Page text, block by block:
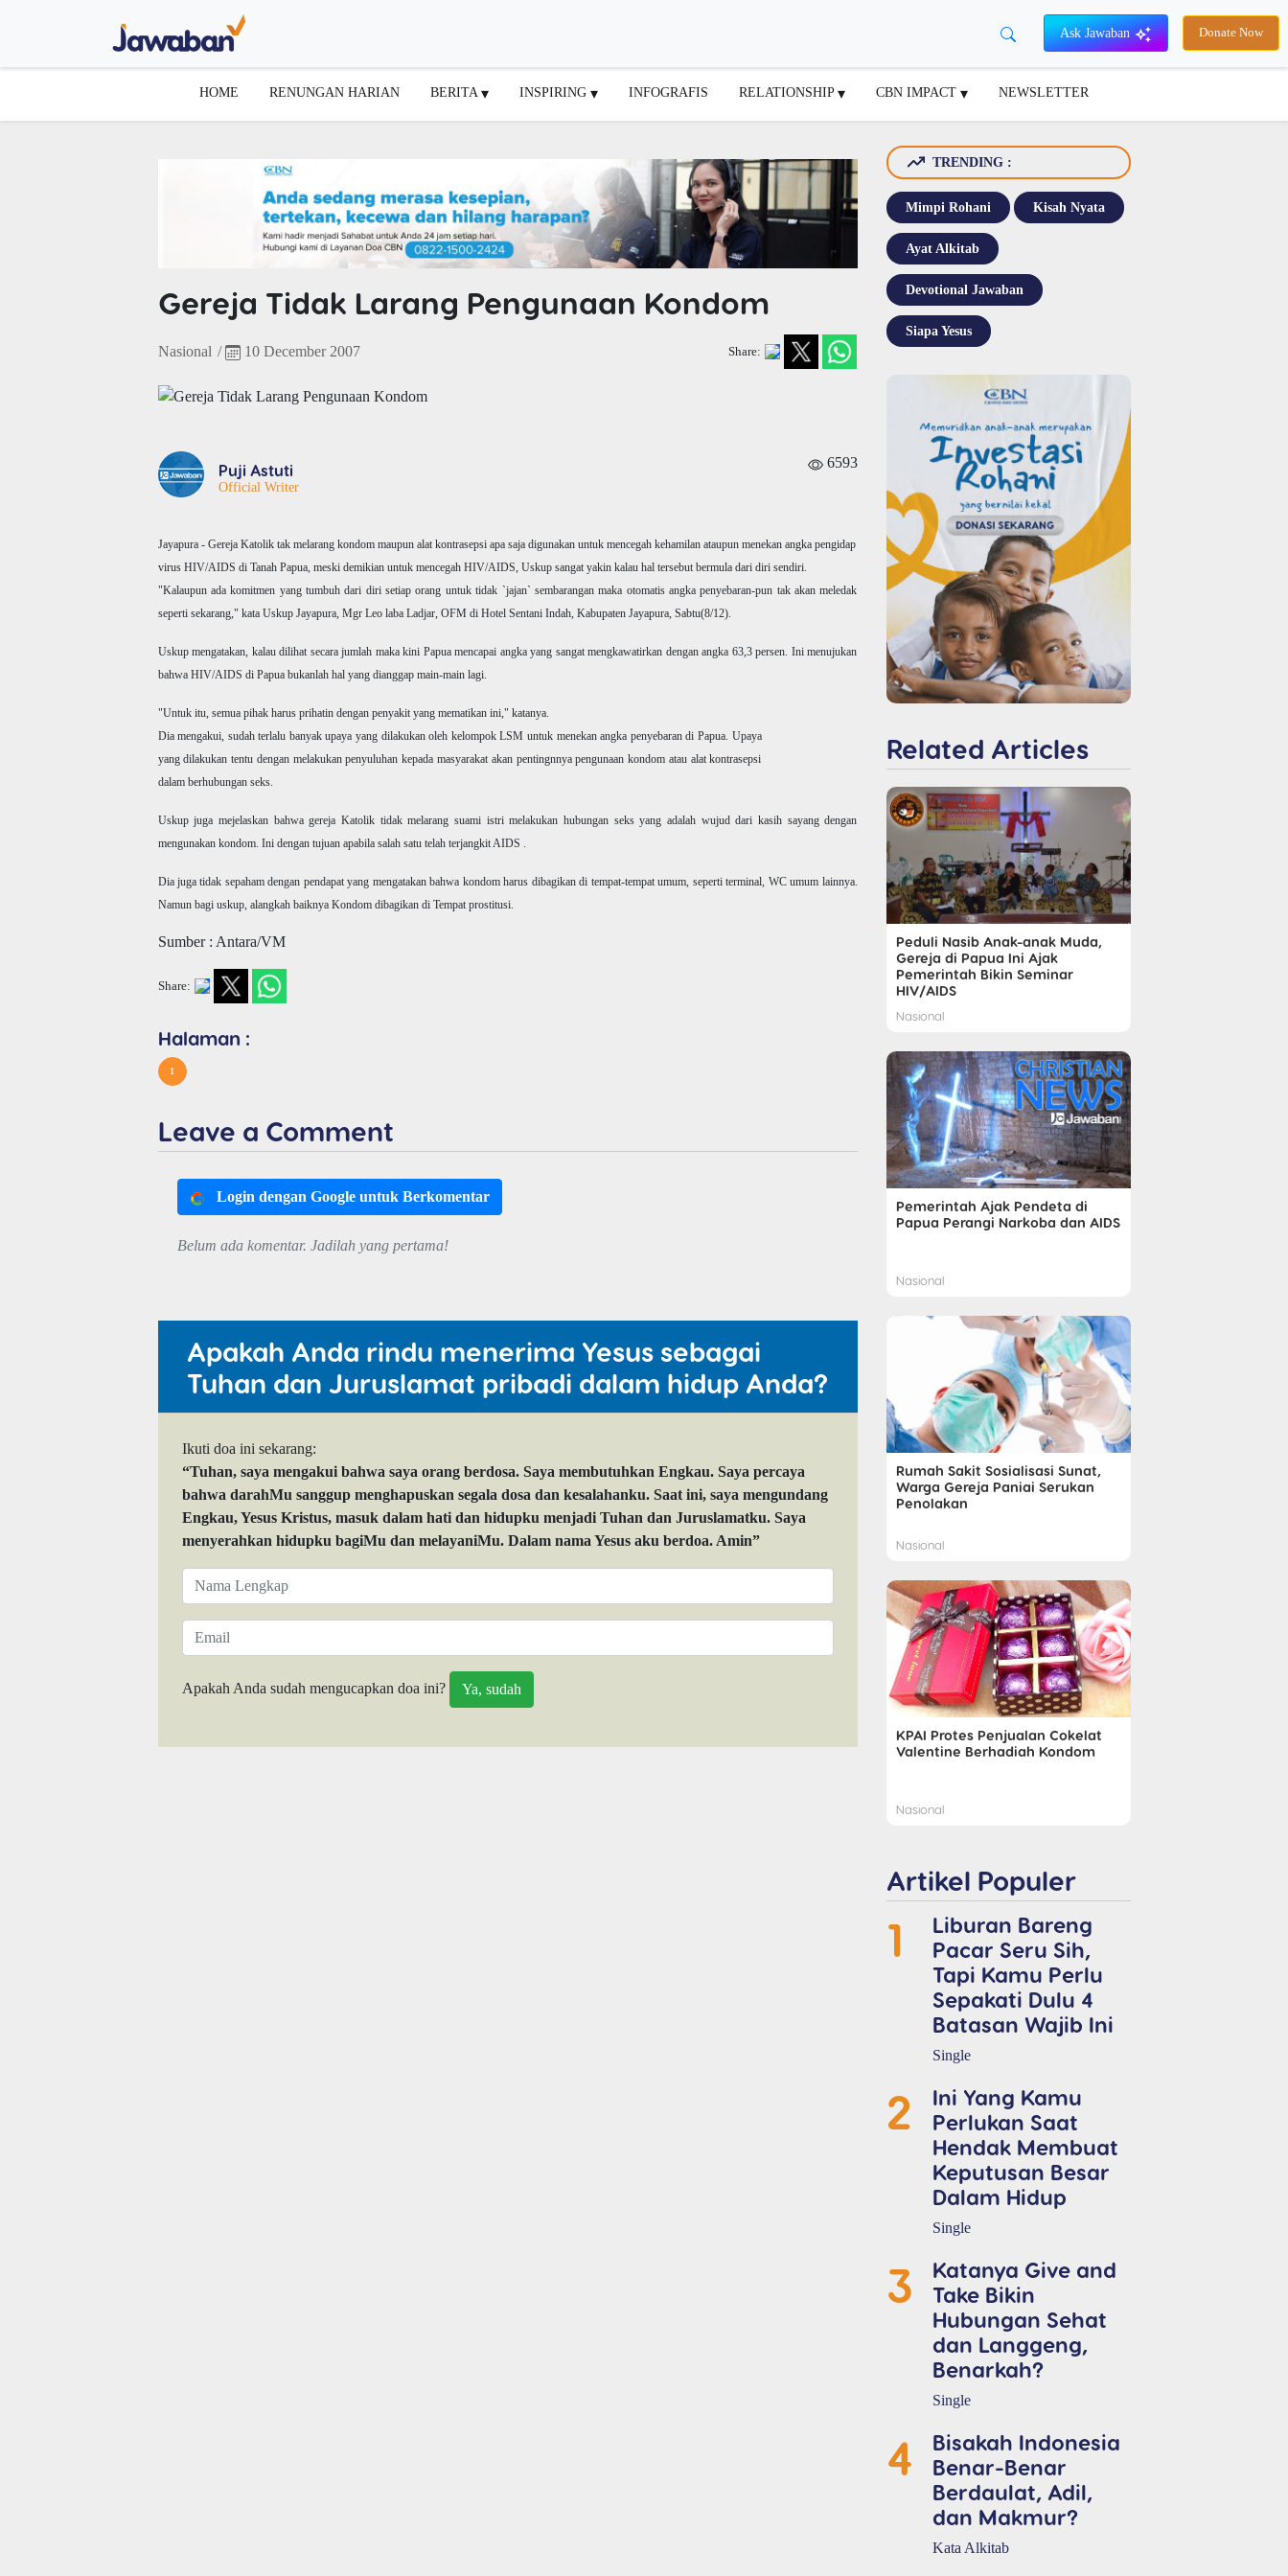
Ask Jawaban Donate Now
HOME RENUNGAN HARIAN BERITA INSPIRING INFOGRAFIS RELATIONSHIP CBN IMPACT NEWSLETTER
Gereja Tidak Larang Pengunaan Kondom
Nasional / 10 December 2007 Share:
Puji Astuti
Official Writer
6593
Jayapura - Gereja Katolik tak melarang kondom maupun alat kontrasepsi apa saja digunakan untuk mencegah kehamilan ataupun menekan angka pengidap
virus HIV/AIDS di Tanah Papua, meski demikian untuk mencegah HIV/AIDS, Uskup sangat yakin kalau hal tersebut bermula dari diri sendiri.
"Kalaupun ada komitmen yang tumbuh dari diri setiap orang untuk tidak `jajan` sembarangan maka otomatis angka penyebaran-pun tak akan meledak
seperti sekarang," kata Uskup Jayapura, Mgr Leo laba Ladjar, OFM di Hotel Sentani Indah, Kabupaten Jayapura, Sabtu(8/12).
Uskup mengatakan, kalau dilihat secara jumlah maka kini Papua mencapai angka yang sangat mengkawatirkan dengan angka 63,3 persen. Ini menujukan
bahwa HIV/AIDS di Papua bukanlah hal yang dianggap main-main lagi.
"Untuk itu, semua pihak harus prihatin dengan penyakit yang mematikan ini," katanya.
Dia mengakui, sudah terlalu banyak upaya yang dilakukan oleh kelompok LSM untuk menekan angka penyebaran di Papua. Upaya
yang dilakukan tentu dengan melakukan penyuluhan kepada masyarakat akan pentingnnya pengunaan kondom atau alat kontrasepsi
dalam berhubungan seks.
Uskup juga mejelaskan bahwa gereja Katolik tidak melarang suami istri melakukan hubungan seks yang adalah wujud dari kasih sayang dengan
mengunakan kondom. Ini dengan tujuan apabila salah satu telah terjangkit AIDS .
Dia juga tidak sepaham dengan pendapat yang mengatakan bahwa kondom harus dibagikan di tempat-tempat umum, seperti terminal, WC umum lainnya.
Namun bagi uskup, alangkah baiknya Kondom dibagikan di Tempat prostitusi.
Sumber : Antara/VM
Share:
Halaman :
1
Leave a Comment
Login dengan Google untuk Berkomentar
Belum ada komentar. Jadilah yang pertama!
Apakah Anda rindu menerima Yesus sebagai
Tuhan dan Juruslamat pribadi dalam hidup Anda?
Ikuti doa ini sekarang:
“Tuhan, saya mengakui bahwa saya orang berdosa. Saya membutuhkan Engkau. Saya percaya
bahwa darahMu sanggup menghapuskan segala dosa dan kesalahanku. Saat ini, saya mengundang
Engkau, Yesus Kristus, masuk dalam hati dan hidupku menjadi Tuhan dan Juruslamatku. Saya
menyerahkan hidupku bagiMu dan melayaniMu. Dalam nama Yesus aku berdoa. Amin”
Apakah Anda sudah mengucapkan doa ini?
TRENDING :
Mimpi Rohani Kisah Nyata
Ayat Alkitab
Devotional Jawaban
Siapa Yesus
Related Articles
Peduli Nasib Anak-anak Muda,
Gereja di Papua Ini Ajak
Pemerintah Bikin Seminar
HIV/AIDS
Nasional
Pemerintah Ajak Pendeta di
Papua Perangi Narkoba dan AIDS
Nasional
Rumah Sakit Sosialisasi Sunat,
Warga Gereja Paniai Serukan
Penolakan
Nasional
KPAI Protes Penjualan Cokelat
Valentine Berhadiah Kondom
Nasional
Artikel Populer
1
Liburan Bareng
Pacar Seru Sih,
Tapi Kamu Perlu
Sepakati Dulu 4
Batasan Wajib Ini
Single
2
Ini Yang Kamu
Perlukan Saat
Hendak Membuat
Keputusan Besar
Dalam Hidup
Single
3
Katanya Give and
Take Bikin
Hubungan Sehat
dan Langgeng,
Benarkah?
Single
4
Bisakah Indonesia
Benar-Benar
Berdaulat, Adil,
dan Makmur?
Kata Alkitab